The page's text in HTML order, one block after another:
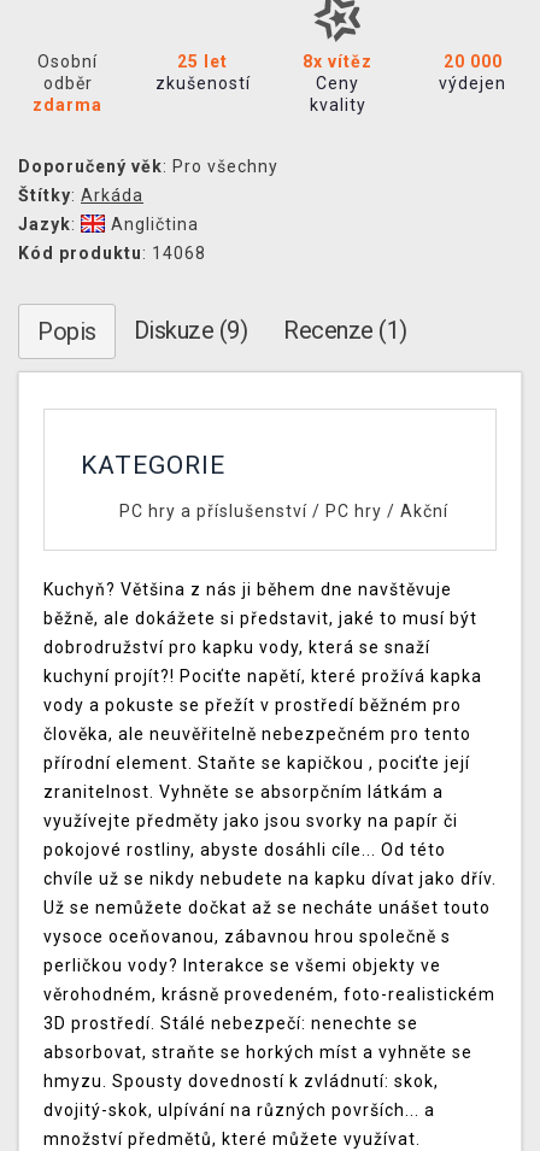
Osobní
odběr
zdarma
25 let
zkušeností
8x vítěz
Ceny
kvality
20 000
výdejen
Doporučený věk: Pro všechny
Štítky: Arkáda
Jazyk:
Angličtina
Kód produktu: 14068
Popis Diskuze (9) Recenze (1)
KATEGORIE
PC hry a příslušenství/ PC hry / Akční
Kuchyň? Většina z nás ji během dne navštěvuje
běžně, ale dokážete si představit, jaké to musí být
dobrodružství pro kapku vody, která se snaží
kuchyní projít?! Pociťte napětí, které prožívá kapka
vody a pokuste se přežít v prostředí běžném pro
člověka, ale neuvěřitelně nebezpečném pro tento
přírodní element. Staňte se kapičkou , pociťte její
zranitelnost. Vyhněte se absorpčním látkám a
využívejte předměty jako jsou svorky na papír či
pokojové rostliny, abyste dosáhli cíle... Od této
chvíle už se nikdy nebudete na kapku dívat jako dřív.
Už se nemůžete dočkat až se necháte unášet touto
vysoce oceňovanou, zábavnou hrou společně s
perličkou vody? Interakce se všemi objekty ve
věrohodném, krásně provedeném, foto-realistickém
3D prostředí. Stálé nebezpečí: nenechte se
absorbovat, straňte se horkých míst a vyhněte se
hmyzu. Spousty dovedností k zvládnutí: skok,
dvojitý-skok, ulpívání na různých površích... a
množství předmětů, které můžete využívat.